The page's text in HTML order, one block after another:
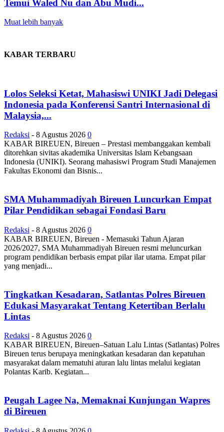
Temui Waled Nu dan Abu Mudi...
Muat lebih banyak
KABAR TERBARU
Lolos Seleksi Ketat, Mahasiswi UNIKI Jadi Delegasi
Indonesia pada Konferensi Santri Internasional di
Malaysia,...
Redaksi - 8 Agustus 2026 0
KABAR BIREUEN, Bireuen – Prestasi membanggakan kembali
ditorehkan sivitas akademika Universitas Islam Kebangsaan
Indonesia (UNIKI). Seorang mahasiswi Program Studi Manajemen
Fakultas Ekonomi dan Bisnis...
SMA Muhammadiyah Bireuen Luncurkan Empat
Pilar Pendidikan sebagai Fondasi Baru
Redaksi - 8 Agustus 2026 0
KABAR BIREUEN, Bireuen - Memasuki Tahun Ajaran
2026/2027, SMA Muhammadiyah Bireuen resmi meluncurkan
program pendidikan berbasis empat pilar ilar utama. Empat pilar
yang menjadi...
Tingkatkan Kesadaran, Satlantas Polres Bireuen
Edukasi Masyarakat Tentang Ketertiban Berlalu
Lintas
Redaksi - 8 Agustus 2026 0
KABAR BIREUEN, Bireuen–Satuan Lalu Lintas (Satlantas) Polres
Bireuen terus berupaya meningkatkan kesadaran dan kepatuhan
masyarakat dalam mematuhi aturan lalu lintas melalui kegiatan
Polantas Karib. Kegiatan...
Peugah Lagee Na, Memaknai Kunjungan Wapres
di Bireuen